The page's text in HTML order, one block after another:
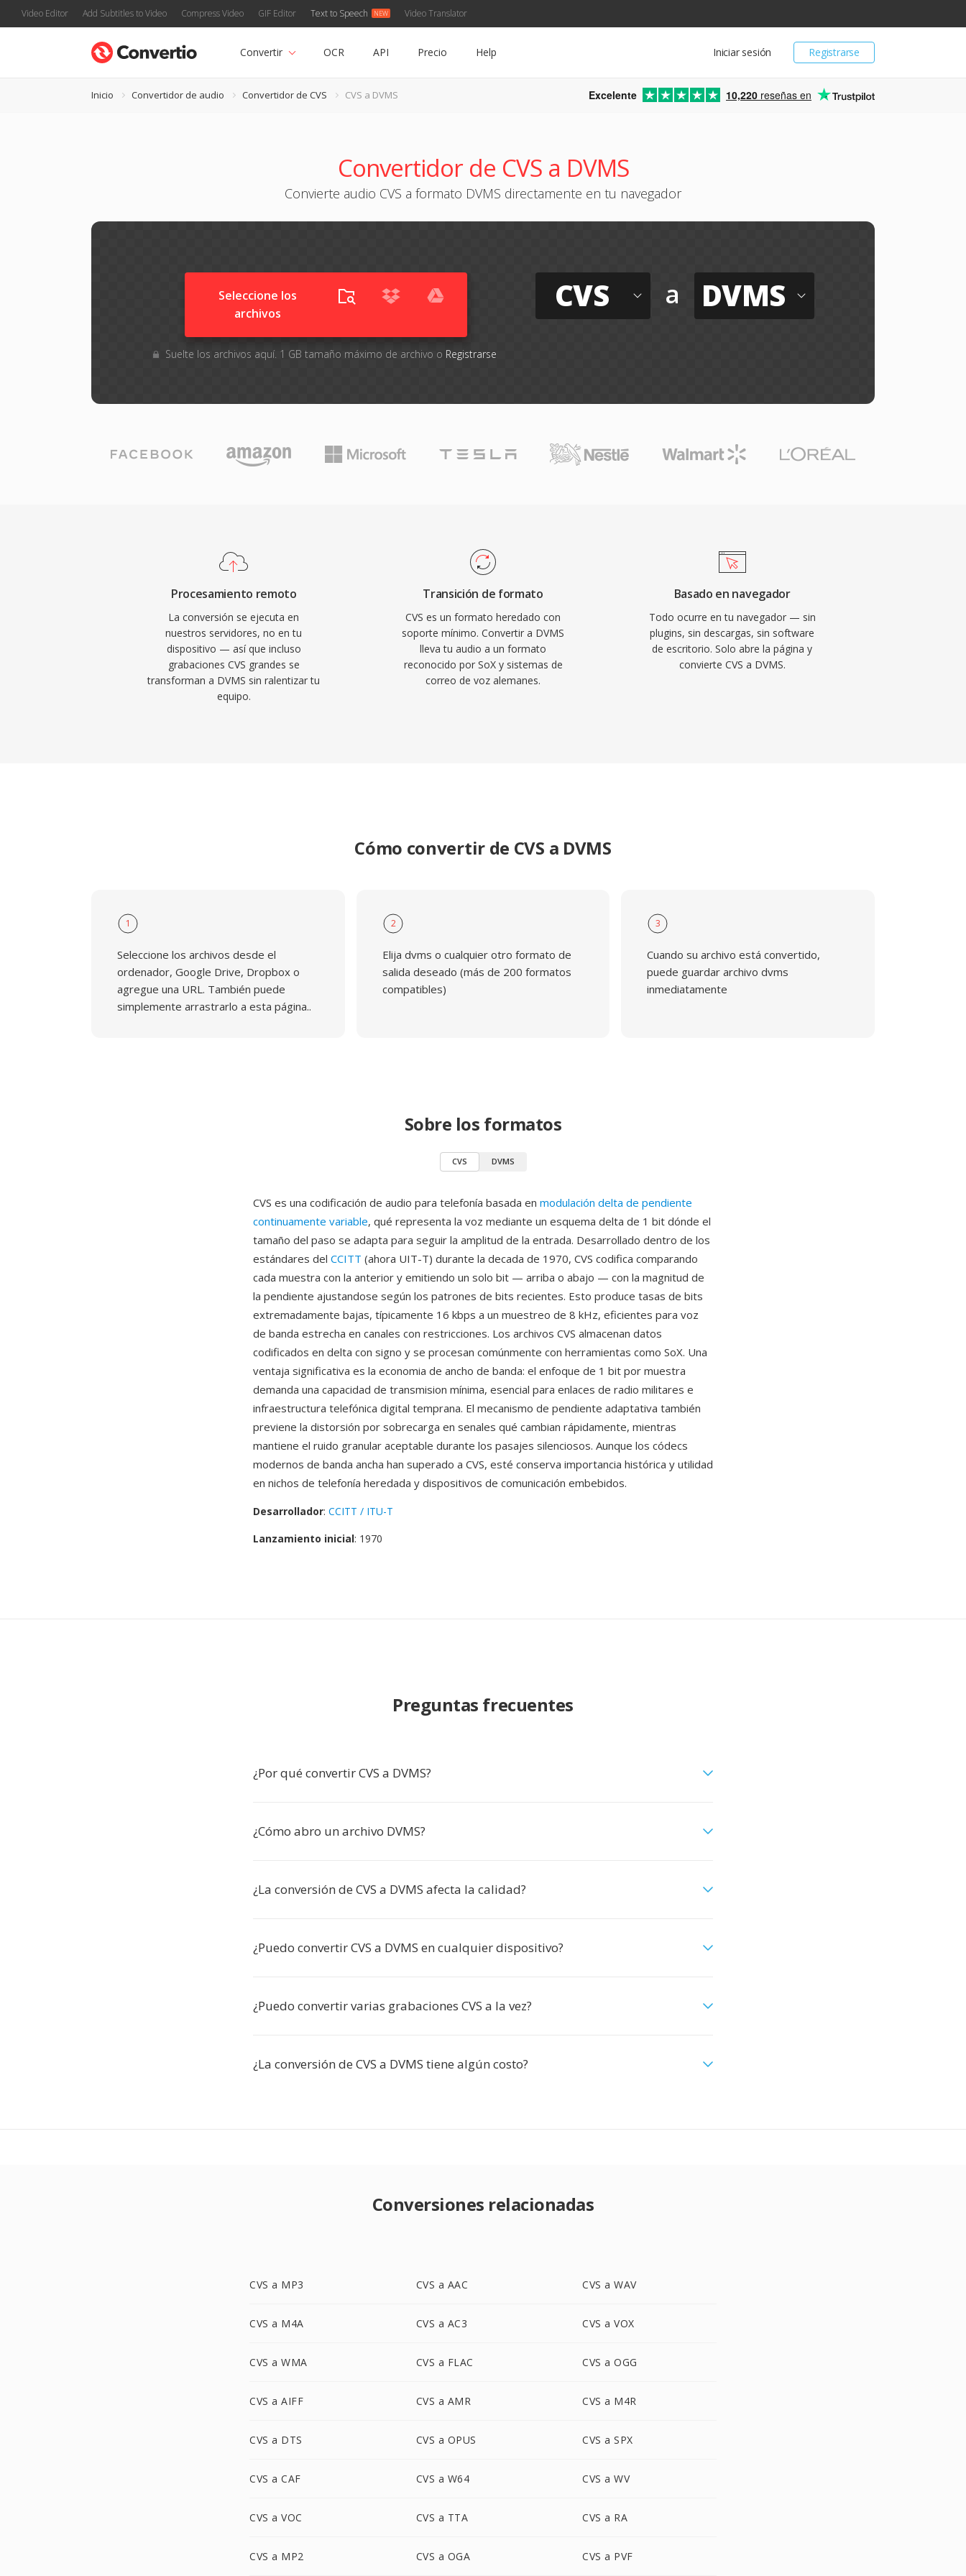
Video Editor Add Subtitles to Video Compress Video GIF Editor Text to Speech Video Translator
Registrarse
Iniciar sesión
Convertir OCR API Precio Help
Inicio Convertidor de audio Convertidor de CVS CVS a DVMS Excelente 10,220 reseñas en
Convertidor de CVS a DVMS
Convierte audio CVS a formato DVMS directamente en tu navegador
Seleccione los
archivos
Suelte los archivos aquí. 1 GB tamaño máximo de archivo o Registrarse
CVS a DVMS
Procesamiento remoto
La conversión se ejecuta en
nuestros servidores, no en tu
dispositivo — así que incluso
grabaciones CVS grandes se
transforman a DVMS sin ralentizar tu
equipo.
Transición de formato
CVS es un formato heredado con
soporte mínimo. Convertir a DVMS
lleva tu audio a un formato
reconocido por SoX y sistemas de
correo de voz alemanes.
Basado en navegador
Todo ocurre en tu navegador — sin
plugins, sin descargas, sin software
de escritorio. Solo abre la página y
convierte CVS a DVMS.
Cómo convertir de CVS a DVMS
1
Seleccione los archivos desde el
ordenador, Google Drive, Dropbox o
agregue una URL. También puede
simplemente arrastrarlo a esta página..
2
Elija dvms o cualquier otro formato de
salida deseado (más de 200 formatos
compatibles)
3
Cuando su archivo está convertido,
puede guardar archivo dvms
inmediatamente
Sobre los formatos
CVS DVMS
CVS es una codificación de audio para telefonía basada en modulación delta de pendiente
continuamente variable, qué representa la voz mediante un esquema delta de 1 bit dónde el
tamaño del paso se adapta para seguir la amplitud de la entrada. Desarrollado dentro de los
estándares del CCITT (ahora UIT-T) durante la decada de 1970, CVS codifica comparando
cada muestra con la anterior y emitiendo un solo bit — arriba o abajo — con la magnitud de
la pendiente ajustandose según los patrones de bits recientes. Esto produce tasas de bits
extremadamente bajas, típicamente 16 kbps a un muestreo de 8 kHz, eficientes para voz
de banda estrecha en canales con restricciones. Los archivos CVS almacenan datos
codificados en delta con signo y se procesan comúnmente con herramientas como SoX. Una
ventaja significativa es la economia de ancho de banda: el enfoque de 1 bit por muestra
demanda una capacidad de transmision mínima, esencial para enlaces de radio militares e
infraestructura telefónica digital temprana. El mecanismo de pendiente adaptativa también
previene la distorsión por sobrecarga en senales qué cambian rápidamente, mientras
mantiene el ruido granular aceptable durante los pasajes silenciosos. Aunque los códecs
modernos de banda ancha han superado a CVS, esté conserva importancia histórica y utilidad
en nichos de telefonía heredada y dispositivos de comunicación embebidos.
Desarrollador: CCITT / ITU-T
Lanzamiento inicial: 1970
Preguntas frecuentes
¿Por qué convertir CVS a DVMS?
¿Cómo abro un archivo DVMS?
¿La conversión de CVS a DVMS afecta la calidad?
¿Puedo convertir CVS a DVMS en cualquier dispositivo?
¿Puedo convertir varias grabaciones CVS a la vez?
¿La conversión de CVS a DVMS tiene algún costo?
Conversiones relacionadas
CVS a MP3 CVS a AAC CVS a WAV
CVS a M4A CVS a AC3 CVS a VOX
CVS a WMA CVS a FLAC CVS a OGG
CVS a AIFF CVS a AMR CVS a M4R
CVS a DTS CVS a OPUS CVS a SPX
CVS a CAF CVS a W64 CVS a WV
CVS a VOC CVS a TTA CVS a RA
CVS a MP2 CVS a OGA CVS a PVF